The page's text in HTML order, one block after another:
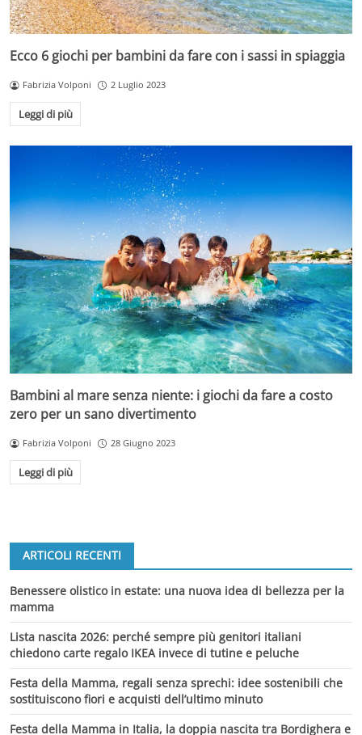
Ecco 6 giochi per bambini da fare con i sassi in spiaggia
Fabrizia Volponi 2 Luglio 2023
Leggi di più
Bambini al mare senza niente: i giochi da fare a costo
zero per un sano divertimento
Fabrizia Volponi 28 Giugno 2023
Leggi di più
ARTICOLI RECENTI
Benessere olistico in estate: una nuova idea di bellezza per la
mamma
Lista nascita 2026: perché sempre più genitori italiani
chiedono carte regalo IKEA invece di tutine e peluche
Festa della Mamma, regali senza sprechi: idee sostenibili che
sostituiscono fiori e acquisti dell’ultimo minuto
Festa della Mamma in Italia, la doppia nascita tra Bordighera e